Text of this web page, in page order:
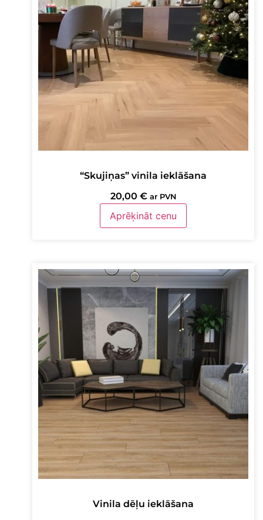
“Skujiņas” vinila ieklāšana
20,00 € ar PVN
Aprēķināt cenu
Vinila dēļu ieklāšana